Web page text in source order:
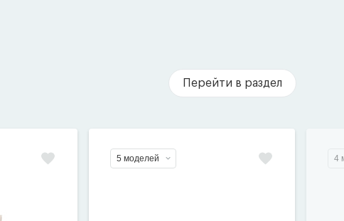
Перейти в раздел
5 моделей 4